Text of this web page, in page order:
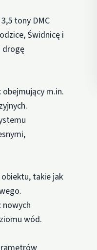
tony DMC
Świdnicę i
drogę
m.in.
takie jak
wód.